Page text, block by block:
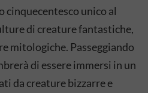
cinquecentesco unico al
di creature fantastiche,
mitologiche. Passeggiando
di essere immersi in un
da creature bizzarre e